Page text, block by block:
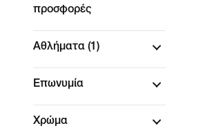
προσφορές
Αθλήματα (1)
Επωνυμία
Χρώμα